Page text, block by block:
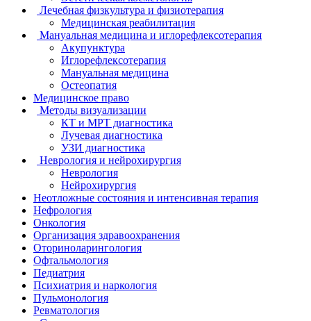
Лечебная физкультура и физиотерапия
Медицинская реабилитация
Мануальная медицина и иглорефлексотерапия
Акупунктура
Иглорефлексотерапия
Мануальная медицина
Остеопатия
Медицинское право
Методы визуализации
КТ и МРТ диагностика
Лучевая диагностика
УЗИ диагностика
Неврология и нейрохирургия
Неврология
Нейрохирургия
Неотложные состояния и интенсивная терапия
Нефрология
Онкология
Организация здравоохранения
Оториноларингология
Офтальмология
Педиатрия
Психиатрия и наркология
Пульмонология
Ревматология